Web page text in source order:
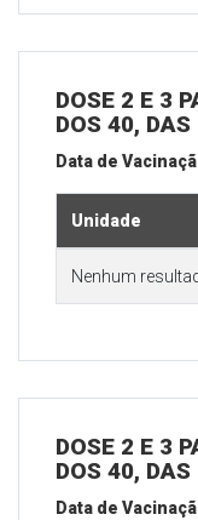
DOSE 2 E 3
DOS 40,
Data de
Unidade
Nenhum
DOSE 2 E 3
DOS 40,
Data de